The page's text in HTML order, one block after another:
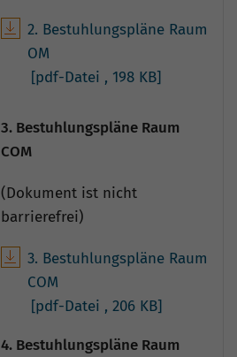
2. Bestuhlungspläne Raum
OM
[pdf-Datei , 198 KB]
3. Bestuhlungspläne Raum
COM
(Dokument ist nicht
barrierefrei)
3. Bestuhlungspläne Raum
COM
[pdf-Datei , 206 KB]
4. Bestuhlungspläne Raum